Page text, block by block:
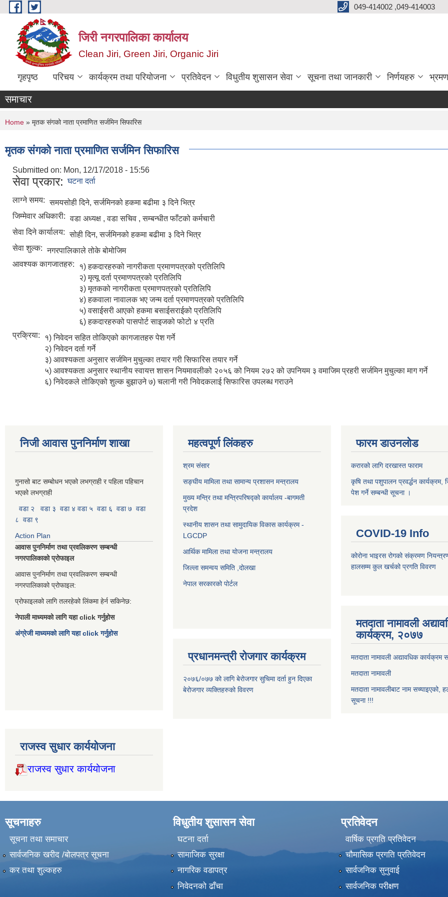
Skip to main content 049-414002 ,049-414003
जिरी नगरपालिका कार्यालय
Clean Jiri, Green Jiri, Organic Jiri
गृहपृष्ठ परिचय कार्यक्रम तथा परियोजना प्रतिवेदन विधुतीय शुसासन सेवा सूचना तथा जानकारी निर्णयहरु
समाचार
You are here
Home » मृतक संगको नाता प्रमाणित सर्जमिन सिफारिस
मृतक संगको नाता प्रमाणित सर्जमिन सिफारिस
Submitted on: Mon, 12/17/2018 - 15:56
सेवा प्रकार: घटना दर्ता
लाग्ने समय: समयसोही दिने, सर्जमिनको हकमा बढीमा ३ दिने भित्र
जिम्मेवार अधिकारी: वडा अध्यक्ष , वडा सचिव , सम्बन्धीत फाँटको कर्मचारी
सेवा दिने कार्यालय: सोही दिन, सर्जमिनको हकमा बढीमा ३ दिने भित्र
सेवा शुल्क: नगरपालिकाले तोके बोमोजिम
आवश्यक कागजातहरु:
१) हकदारहरुको नागरीकता प्रमाणपत्रको प्रतिलिपि
२) मृत्यू दर्ता प्रमाणपत्रको प्रतिलिपि
३) मृतकको नागरीकता प्रमाणपत्रको प्रतिलिपि
४) हकवाला नावालक भए जन्म दर्ता प्रमाणपत्रको प्रतिलिपि
५) वसाईसरी आएको हकमा बसाईसराईको प्रतिलिपि
६) हकदारहरुको पासपोर्ट साइजको फोटो ४ प्रति
प्रक्रिया:
१) निवेदन सहित तोकिएको कागजातहरु पेश गर्ने
२) निवेदन दर्ता गर्ने
३) आवश्यकता अनुसार सर्जमिन मुचुल्का तयार गरी सिफारिस तयार गर्ने
५) आवश्यकता अनुसार स्थानीय स्वायत्त शासन नियमावलीको २०५६ को नियम २७२ को उपनियम ३ वमाजिम प्रहरी सर्जमिन मुचुल्का माग गर्ने
६) निवेदकले तोकिएको शुल्क बुझाउने ७) चलानी गरी निवेदकलाई सिफारिस उपलब्ध गराउने
निजी आवास पुननिर्माण शाखा
गुनासो बाट सम्बोधन भएको लभग्राही र पहिला पहिचान
भएको लभग्राही
वडा २
वडा ३ वडा ४ वडा ५ वडा ६ वडा ७ वडा
८ वडा ९
Action Plan
आवास पुननिर्माण तथा प्रवलिकरण सम्बन्धी
नगरपालिकाको प्रोफाइल
आवास पुननिर्माण तथा प्रवलिकरण सम्बन्धी
नगरपालिकाको प्रोफाइल:
प्रोफाइलको लागि तलरहेको लिंकमा हेर्न सकिनेछ:
नेपाली माध्यमको लागि यहा click गर्नुहोस
अंग्रेजी माध्यमको लागि यहा click गर्नुहोस
महत्वपूर्ण लिंकहरु
श्रम संसार
सङ्घीय मामिला तथा सामान्य प्रशासन मन्त्रालय
मुख्य मन्त्रि तथा मन्त्रिपरिषद्को कार्यालय -बागमती
प्रदेश
स्थानीय शासन तथा सामुदायिक विकास कार्यक्रम -
LGCDP
आर्थिक मामिला तथा योजना मन्त्रालय
जिल्ला समन्वय समिति ,दोलखा
नेपाल सरकारको पोर्टल
प्रधानमन्त्री रोजगार कार्यक्रम
२०७६/०७७ को लागि बेरोजगार सुचिमा दर्ता हुन दिएका
बेरोजगार व्यक्तिहरुको विवरण
फारम डाउनलोड
करारको लागि दरखास्त फाराम
कृषि तथा पशुपालन प्रवर्द्धन कार्यक्रम,
पेश गर्ने सम्बन्धी सूचना ।
COVID-19 Info
कोरोना भाइरस रोगको संक्रमण
हालसम्म कुल खर्चको प्रगति विवरण
मतदाता नामावली
कार्यक्रम, २०७७
मतदाता नामावली अद्यावधिक कार्यक्रम
मतदाता नामावली
मतदाता नामावलीबाट नाम सच्याइएको,
सूचना !!!
राजस्व सुधार कार्ययोजना
राजस्व सुधार कार्ययोजना
सूचनाहरु
सूचना तथा समाचार
सार्वजनिक खरीद /बोलपत्र सूचना
कर तथा शुल्कहरु
विधुतीय शुसासन सेवा
घटना दर्ता
सामाजिक सुरक्षा
नागरिक वडापत्र
निवेदनको ढाँचा
प्रतिवेदन
वार्षिक प्रगति प्रतिवेदन
चौमासिक प्रगति प्रतिवेदन
सार्वजनिक सुनुवाई
सार्वजनिक परीक्षण